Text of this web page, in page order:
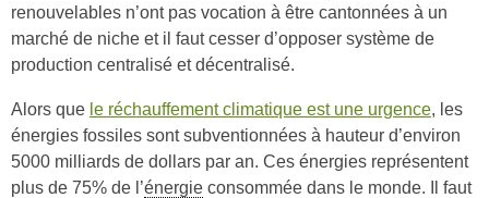
renouvelables n’ont pas vocation à être cantonnées à un
marché de niche et il faut cesser d’opposer système de
production centralisé et décentralisé.
Alors que le réchauffement climatique est une urgence, les
énergies fossiles sont subventionnées à hauteur d’environ
5000 milliards de dollars par an. Ces énergies représentent
plus de 75% de l’énergie consommée dans le monde. Il faut